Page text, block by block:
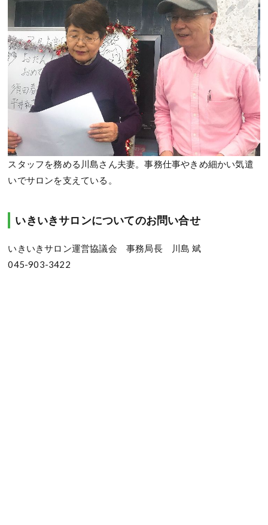
スタッフを務める川島さん夫妻。事務仕事やきめ細かい気遣
いでサロンを支えている。
いきいきサロンについてのお問い合せ
いきいきサロン運営協議会 事務局長 川島 斌
045-903-3422